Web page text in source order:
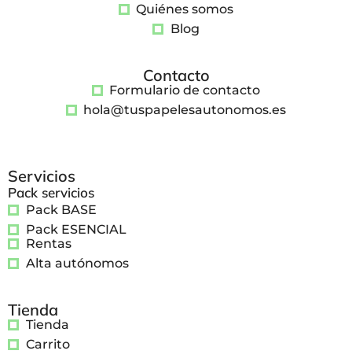
Quiénes somos
Blog
Contacto
Formulario de contacto
hola@tuspapelesautonomos.es
Servicios
Pack servicios
Pack BASE
Pack ESENCIAL
Rentas
Alta autónomos
Tienda
Tienda
Carrito